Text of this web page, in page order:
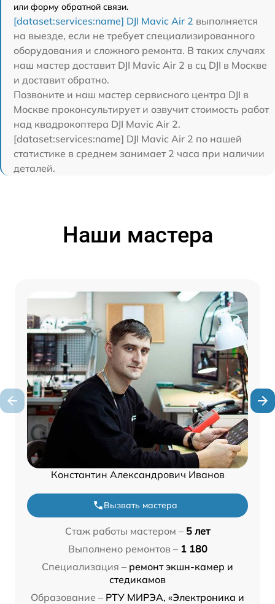
или форму обратной связи.
[dataset:services:name] DJI Mavic Air 2 выполняется
на выезде, если не требует специализированного
оборудования и сложного ремонта. В таких случаях
наш мастер доставит DJI Mavic Air 2 в сц DJI в Москве
и доставит обратно.
Позвоните и наш мастер сервисного центра DJI в
Москве проконсультирует и озвучит стоимость работ
над квадрокоптера DJI Mavic Air 2.
[dataset:services:name] DJI Mavic Air 2 по нашей
статистике в среднем занимает 2 часа при наличии
деталей.
Наши мастера
Константин Александрович Иванов
Вызвать мастера
Стаж работы мастером – 5 лет
Выполнено ремонтов – 1 180
Специализация – ремонт экшн-камер и
стедикамов
Образование – РТУ МИРЭА, «Электроника и